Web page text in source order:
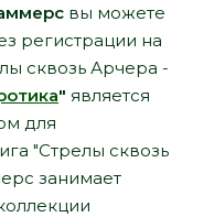
вы можете
регистрации на
сквозь Арчера -
" является
для
"Стрелы сквозь
занимает